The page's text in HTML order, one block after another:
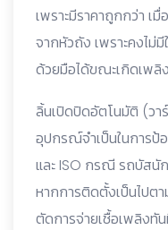
เพราะมีราคาถูกกว่า
จากหัวถัง เพราะคงไม่
ด้วยมือได้ขณะเกิดเพลิ
ลิ้นเปิดปิดอัตโนมัติ (วา
อุปกรณ์จำเป็นในการป้
และ ISO กรณี รถบัสนั
หากการติดตั้งเป็นไปต
ตัดการจ่ายเชื้อเพลิงทั